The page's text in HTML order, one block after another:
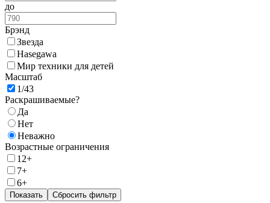
до
Брэнд
Звезда
Hasegawa
Мир техники для детей
Масштаб
1/43
Раскрашиваемые?
Да
Нет
Неважно
Возрастные ограничения
12+
7+
6+
Показать Сбросить фильтр